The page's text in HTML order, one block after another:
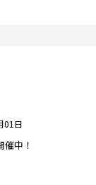
01日
中！